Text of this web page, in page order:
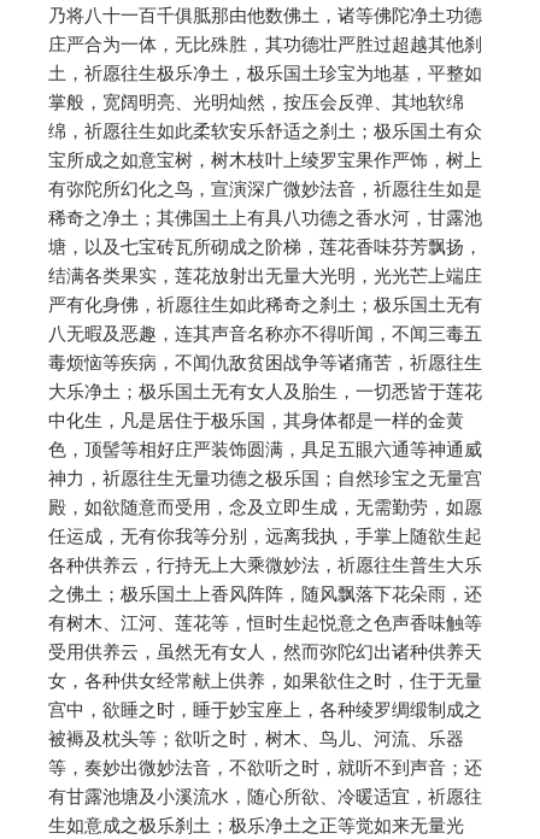
乃将八十一百千俱胝那由他数佛土，诸等佛陀净土功德
庄严合为一体，无比殊胜，其功德壮严胜过超越其他刹
土，祈愿往生极乐净土，极乐国土珍宝为地基，平整如
掌般，宽阔明亮、光明灿然，按压会反弹、其地软绵
绵，祈愿往生如此柔软安乐舒适之刹土；极乐国土有众
宝所成之如意宝树，树木枝叶上绫罗宝果作严饰，树上
有弥陀所幻化之鸟，宣演深广微妙法音，祈愿往生如是
稀奇之净土；其佛国土上有具八功德之香水河，甘露池
塘，以及七宝砖瓦所砌成之阶梯，莲花香味芬芳飘扬，
结满各类果实，莲花放射出无量大光明，光光芒上端庄
严有化身佛，祈愿往生如此稀奇之刹土；极乐国土无有
八无暇及恶趣，连其声音名称亦不得听闻，不闻三毒五
毒烦恼等疾病，不闻仇敌贫困战争等诸痛苦，祈愿往生
大乐净土；极乐国土无有女人及胎生，一切悉皆于莲花
中化生，凡是居住于极乐国，其身体都是一样的金黄
色，顶髻等相好庄严装饰圆满，具足五眼六通等神通威
神力，祈愿往生无量功德之极乐国；自然珍宝之无量宫
殿，如欲随意而受用，念及立即生成，无需勤劳，如愿
任运成，无有你我等分别，远离我执，手掌上随欲生起
各种供养云，行持无上大乘微妙法，祈愿往生普生大乐
之佛土；极乐国土上香风阵阵，随风飘落下花朵雨，还
有树木、江河、莲花等，恒时生起悦意之色声香味触等
受用供养云，虽然无有女人，然而弥陀幻出诸种供养天
女，各种供女经常献上供养，如果欲住之时，住于无量
宫中，欲睡之时，睡于妙宝座上，各种绫罗绸缎制成之
被褥及枕头等；欲听之时，树木、鸟儿、河流、乐器
等，奏妙出微妙法音，不欲听之时，就听不到声音；还
有甘露池塘及小溪流水，随心所欲、冷暖适宜，祈愿往
生如意成之极乐刹土；极乐净土之正等觉如来无量光